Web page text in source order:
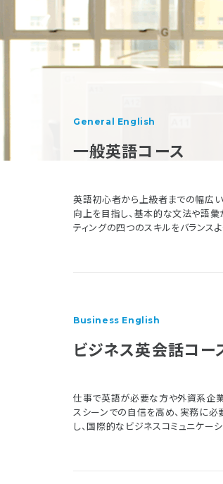
General English
一般英語コース
英語初心者から上級者までの幅広
向上を目指し、基本的な文法や語彙
ティングの四つのスキルをバランスよ
Business English
ビジネス英会話コー
仕事で英語が必要な方や外資系企
スシーンでの自信を高め、実務に必
し、国際的なビジネスコミュニケー